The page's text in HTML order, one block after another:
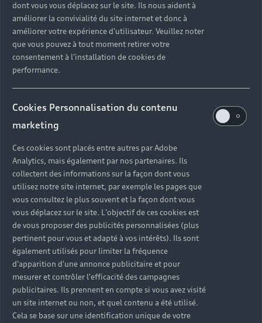
Marie-Sarah Adenis
<h1 style="font-
size:0.8em;">Ce qui
tient à un fil</h1>
Charlie Aubry
<h1 style="font-
size:0.8em;">P3.450</h1>
En savoir plus >
dont vous vous déplacez sur le site. Ils nous aident à
améliorer la convivialité du site internet et donc à
améliorer votre expérience d'utilisateur. Veuillez noter
que vous pouvez à tout moment retirer votre
consentement à l'installation de cookies de
performance.
Cookies Personnalisation du contenu
marketing
Ces cookies sont placés entre autres par Adobe
Analytics, mais également par nos partenaires. Ils
collectent des informations sur la façon dont vous
utilisez notre site internet, par exemple les pages que
vous consultez le plus souvent et la façon dont vous
vous déplacez sur le site. L'objectif de ces cookies est
de vous proposer des publicités personnalisées (plus
pertinent pour vous et adapté à vos intérêts). Ils sont
également utilisés pour limiter la fréquence
d'apparition d'une annonce publicitaire et pour
mesurer et contrôler l'efficacité des campagnes
publicitaires. Ils prennent en compte si vous avez visité
un site internet ou non, et quel contenu a été utilisé.
Cela se base sur une identification unique de votre